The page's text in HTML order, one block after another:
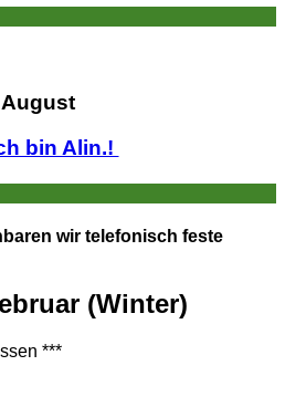
August
bin Alin.!
wir telefonisch feste
(Winter)
***